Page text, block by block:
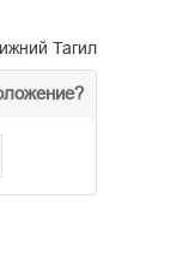
Тагил